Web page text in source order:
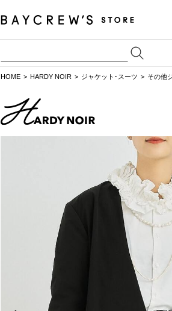
HOME HARDY NOIR ジャケット･スーツ その他